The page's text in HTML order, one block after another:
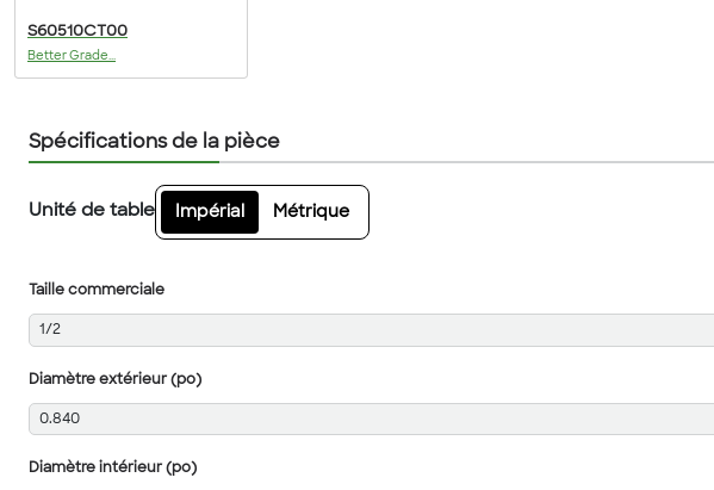
S60510CT00
Better Grade...
Spécifications de la pièce
Unité de table Impérial Métrique
Taille commerciale
1/2
Diamètre extérieur (po)
0.840
Diamètre intérieur (po)